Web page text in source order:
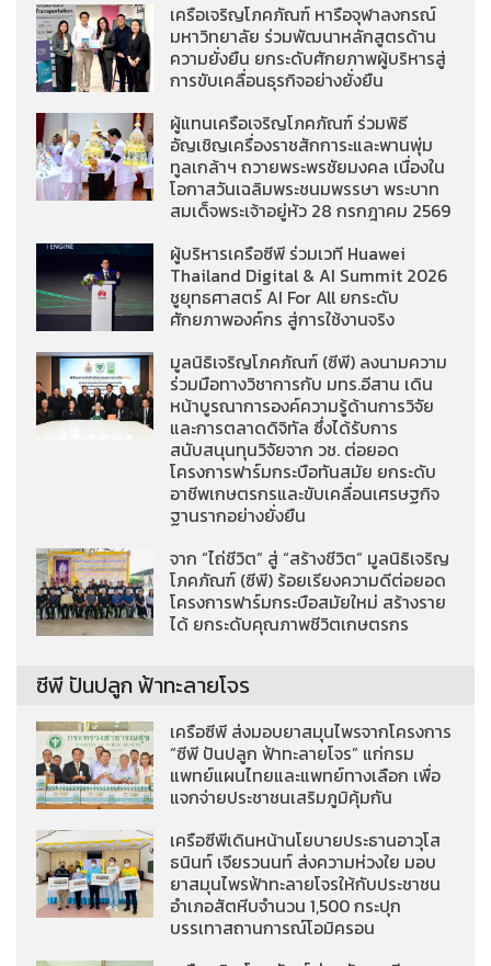
เครือเจริญโภคภัณฑ์ หารือจุฬาลงกรณ์
มหาวิทยาลัย ร่วมพัฒนาหลักสูตรด้าน
ความยั่งยืน ยกระดับศักยภาพผู้บริหารสู่
การขับเคลื่อนธุรกิจอย่างยั่งยืน
ผู้แทนเครือเจริญโภคภัณฑ์ ร่วมพิธี
อัญเชิญเครื่องราชสักการะและพานพุ่ม
ทูลเกล้าฯ ถวายพระพรชัยมงคล เนื่องใน
โอกาสวันเฉลิมพระชนมพรรษา พระบาท
สมเด็จพระเจ้าอยู่หัว 28 กรกฎาคม 2569
ผู้บริหารเครือซีพี ร่วมเวที Huawei
Thailand Digital & AI Summit 2026
ชูยุทธศาสตร์ AI For All ยกระดับ
ศักยภาพองค์กร สู่การใช้งานจริง
มูลนิธิเจริญโภคภัณฑ์ (ซีพี) ลงนามความ
ร่วมมือทางวิชาการกับ มทร.อีสาน เดิน
หน้าบูรณาการองค์ความรู้ด้านการวิจัย
และการตลาดดิจิทัล ซึ่งได้รับการ
สนับสนุนทุนวิจัยจาก วช. ต่อยอด
โครงการฟาร์มกระบือทันสมัย ยกระดับ
อาชีพเกษตรกรและขับเคลื่อนเศรษฐกิจ
ฐานรากอย่างยั่งยืน
จาก “ไถ่ชีวิต” สู่ “สร้างชีวิต” มูลนิธิเจริญ
โภคภัณฑ์ (ซีพี) ร้อยเรียงความดีต่อยอด
โครงการฟาร์มกระบือสมัยใหม่ สร้างราย
ได้ ยกระดับคุณภาพชีวิตเกษตรกร
ซีพี ปันปลูก ฟ้าทะลายโจร
เครือซีพี ส่งมอบยาสมุนไพรจากโครงการ
“ซีพี ปันปลูก ฟ้าทะลายโจร” แก่กรม
แพทย์แผนไทยและแพทย์ทางเลือก เพื่อ
แจกจ่ายประชาชนเสริมภูมิคุ้มกัน
เครือซีพีเดินหน้านโยบายประธานอาวุโส
ธนินท์ เจียรวนนท์ ส่งความห่วงใย มอบ
ยาสมุนไพรฟ้าทะลายโจรให้กับประชาชน
อำเภอสัตหีบจำนวน 1,500 กระปุก
บรรเทาสถานการณ์โอมิครอน